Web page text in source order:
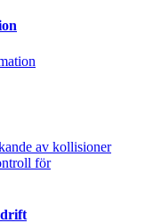
av kollisioner
för